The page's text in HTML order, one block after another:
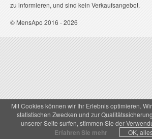
Mit Cookies können wir Ihr Erlebnis optimieren.
statistischen Zwecken und zur
unserer Seite surfen, stimmen Sie der
Erfahren Sie mehr OK,
zu informieren, und sind kein Verkaufsangebot.
© MensApo 2016 - 2026